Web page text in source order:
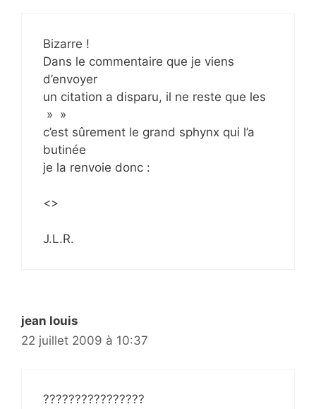
Bizarre !
Dans le commentaire que je viens
d’envoyer
un citation a disparu, il ne reste que les
» »
c’est sûrement le grand sphynx qui l’a
butinée
je la renvoie donc :
<>
J.L.R.
jean louis
22 juillet 2009 à 10:37
????????????????